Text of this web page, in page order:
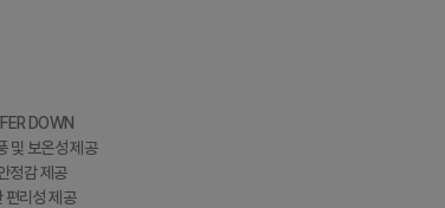
DOWN
및 보온성 제공
정감 제공
리성 제공